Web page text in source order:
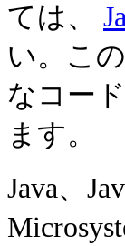
ては、
い。こ
なコー
ます。
Java、